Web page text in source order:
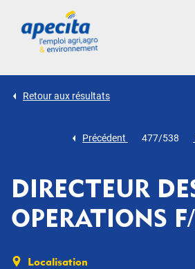
Retour aux résultats
Précédent 477/538
DIRECTEUR
OPERATIONS
Localisation